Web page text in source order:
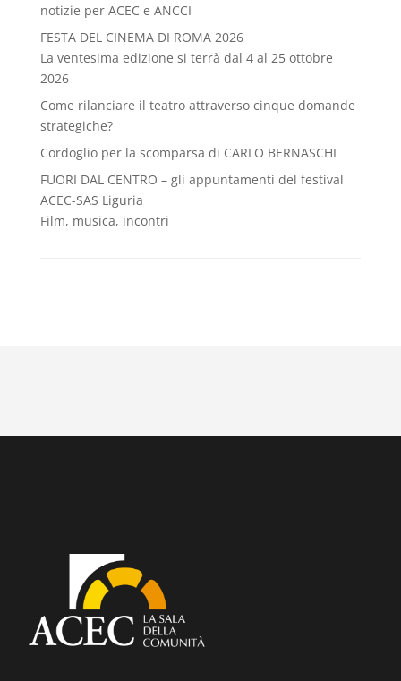
notizie per ACEC e ANCCI
FESTA DEL CINEMA DI ROMA 2026
La ventesima edizione si terrà dal 4 al 25 ottobre
2026
Come rilanciare il teatro attraverso cinque domande
strategiche?
Cordoglio per la scomparsa di CARLO BERNASCHI
FUORI DAL CENTRO – gli appuntamenti del festival
ACEC-SAS Liguria
Film, musica, incontri